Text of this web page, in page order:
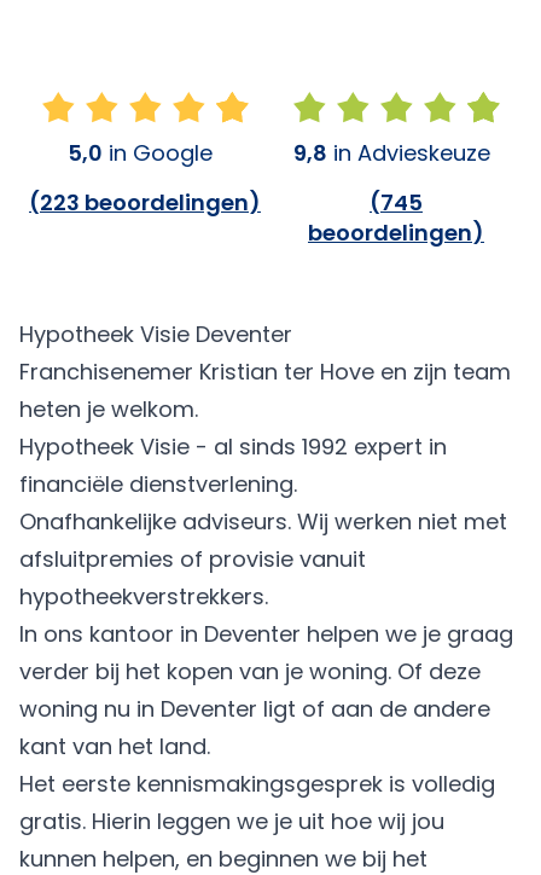
5,0 in Google
(223 beoordelingen)
9,8 in Advieskeuze
(745
beoordelingen)
Hypotheek Visie Deventer
Franchisenemer Kristian ter Hove en zijn team
heten je welkom.
Hypotheek Visie - al sinds 1992 expert in
financiële dienstverlening.
Onafhankelijke adviseurs. Wij werken niet met
afsluitpremies of provisie vanuit
hypotheekverstrekkers.
In ons kantoor in Deventer helpen we je graag
verder bij het kopen van je woning. Of deze
woning nu in Deventer ligt of aan de andere
kant van het land.
Het eerste kennismakingsgesprek is volledig
gratis. Hierin leggen we je uit hoe wij jou
kunnen helpen, en beginnen we bij het